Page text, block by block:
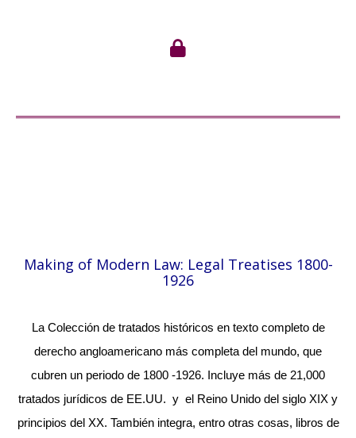
Making of Modern Law: Legal Treatises 1800-
1926
La Colección de tratados históricos en texto completo de
derecho angloamericano más completa del mundo, que
cubren un periodo de 1800 -1926. Incluye más de 21,000
tratados jurídicos de EE.UU. y el Reino Unido del siglo XIX y
principios del XX. También integra, entro otras cosas, libros de